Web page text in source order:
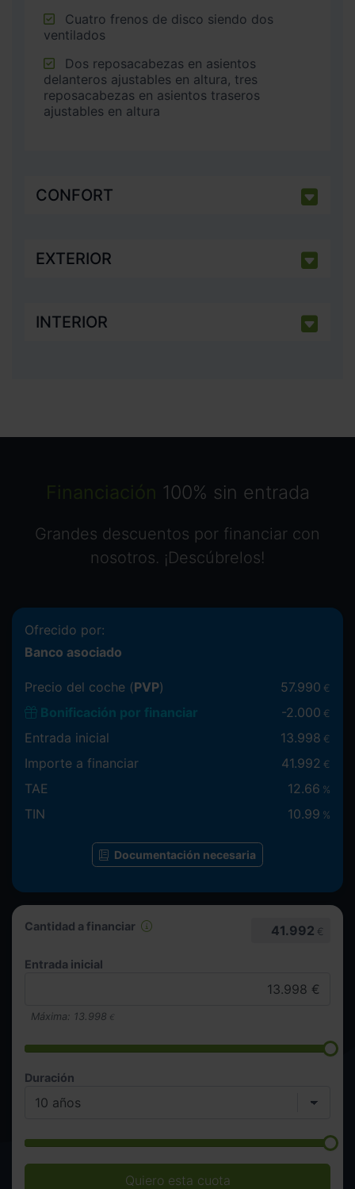
ventilados
delanteros ajustables en altura, tres
reposacabezas en asientos traseros
ajustables en altura
CONFORT
EXTERIOR
INTERIOR
Financiación 100% sin entrada
Grandes descuentos por financiar con
nosotros. ¡Descúbrelos!
Cantidad a financiar 41.992 €
Entrada inicial
Máxima: 13.998 €
Duración
Quiero esta cuota
Ofrecido por:
Banco asociado
Precio del coche (PVP) 57.990 €
Bonificación por financiar -2.000 €
Entrada inicial 13.998 €
Importe a financiar 41.992 €
TAE 12.66 %
TIN 10.99 %
Documentación necesaria